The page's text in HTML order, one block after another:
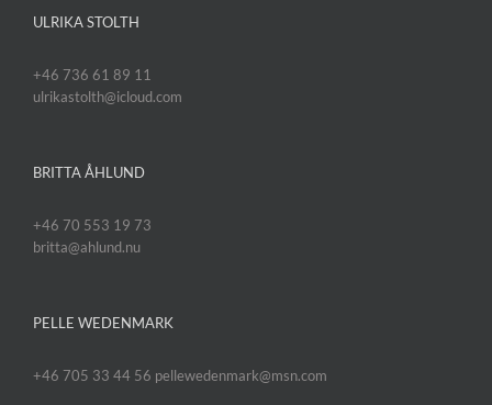
ULRIKA STOLTH
+46 736 61 89 11
ulrikastolth@icloud.com
BRITTA ÅHLUND
+46 70 553 19 73
britta@ahlund.nu
PELLE WEDENMARK
+46 705 33 44 56 pellewedenmark@msn.com